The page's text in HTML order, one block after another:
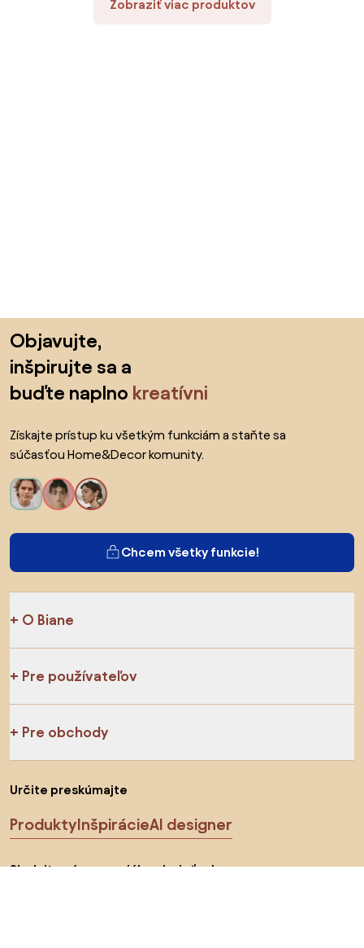
Zobraziť viac produktov
Objavujte,
inšpirujte sa a
buďte naplno kreatívni
Získajte prístup ku všetkým funkciám a staňte sa
súčasťou Home&Decor komunity.
Chcem všetky funkcie!
O Biane
Pre používateľov
Pre obchody
Určite preskúmajte
ProduktyInšpirácieAI designer
Sledujte nás na sociálnych sieťach